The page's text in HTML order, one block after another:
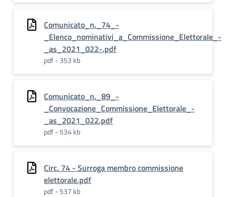
Comunicato_n._74_-
_Elenco_nominativi_a_Commissione_Elettorale_-
_as_2021_022-.pdf
pdf - 353 kb
Comunicato_n._89_-
_Convocazione_Commissione_Elettorale_-
_as_2021_022.pdf
pdf - 534 kb
Circ. 74 - Surroga membro commissione
elettorale.pdf
pdf - 537 kb